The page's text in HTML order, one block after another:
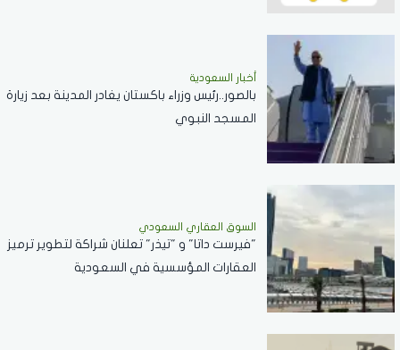
أخبار السعودية
بالصور..رئيس وزراء باكستان يغادر المدينة بعد زيارة
المسجد النبوي
السوق العقاري السعودي
"فيرست داتا" و "تيذر" تعلنان شراكة لتطوير ترميز
العقارات المؤسسية في السعودية